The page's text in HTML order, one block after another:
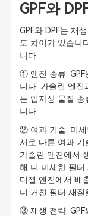
GPF와
GPF와 DPF는 재
도 차이가 있습니
니다.
① 엔진 종류: GPF
니다. 가솔린 엔진
는 입자상 물질
니다.
② 여과 기술: 미세
서로 다른 여과 기
가솔린 엔진에서
해 더 미세한 필터
디젤 엔진에서 배
더 거친 필터 재질
③ 재생 전략: GPF